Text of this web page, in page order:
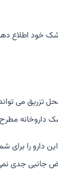
خود اطلاع
تزریق می
داروخانه
دارو را برای
جانبی جدی